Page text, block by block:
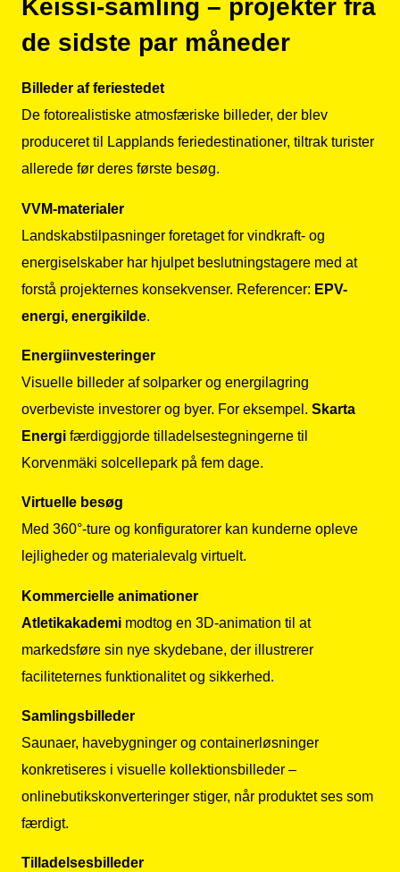
Keissi-samling – projekter fra
de sidste par måneder
Billeder af feriestedet
De fotorealistiske atmosfæriske billeder, der blev
produceret til Lapplands feriedestinationer, tiltrak turister
allerede før deres første besøg.
VVM-materialer
Landskabstilpasninger foretaget for vindkraft- og
energiselskaber har hjulpet beslutningstagere med at
forstå projekternes konsekvenser. Referencer: EPV-
energi, energikilde.
Energiinvesteringer
Visuelle billeder af solparker og energilagring
overbeviste investorer og byer. For eksempel. Skarta
Energi færdiggjorde tilladelsestegningerne til
Korvenmäki solcellepark på fem dage.
Virtuelle besøg
Med 360°-ture og konfiguratorer kan kunderne opleve
lejligheder og materialevalg virtuelt.
Kommercielle animationer
Atletikakademi modtog en 3D-animation til at
markedsføre sin nye skydebane, der illustrerer
faciliteternes funktionalitet og sikkerhed.
Samlingsbilleder
Saunaer, havebygninger og containerløsninger
konkretiseres i visuelle kollektionsbilleder –
onlinebutikskonverteringer stiger, når produktet ses som
færdigt.
Tilladelsesbilleder